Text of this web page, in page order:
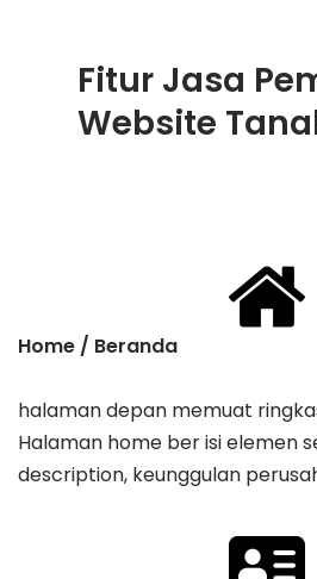
Fitur Jasa
Website
Home / Beranda
halaman depan memuat
Halaman home ber isi elemen
description, keunggulan